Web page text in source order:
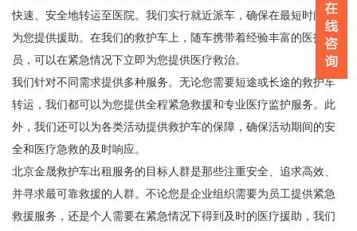
快速、安全地转运至医院。我们实行就近派车，确保在最短时间内
为您提供援助。在我们的救护车上，随车携带着经验丰富的医护人
员，可以在紧急情况下立即为您提供医疗救治。
我们针对不同需求提供多种服务。无论您需要短途或长途的救护车
转运，我们都可以为您提供全程紧急救援和专业医疗监护服务。此
外，我们还可以为各类活动提供救护车的保障，确保活动期间的安
全和医疗急救的及时响应。
北京金晟救护车出租服务的目标人群是那些注重安全、追求高效、
并寻求最可靠救援的人群。不论您是企业组织需要为员工提供紧急
救援服务，还是个人需要在紧急情况下得到及时的医疗援助，我们